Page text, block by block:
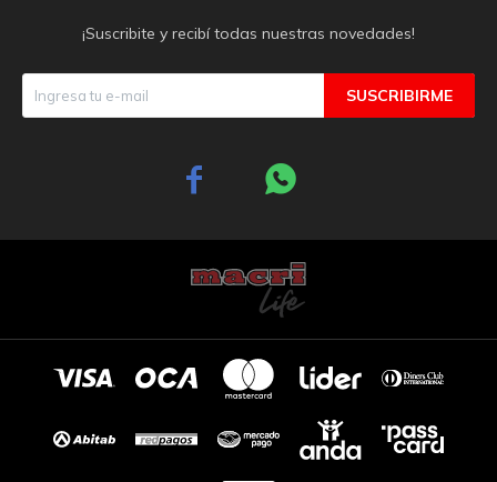
¡Suscribite y recibí todas nuestras novedades!
SUSCRIBIRME
 